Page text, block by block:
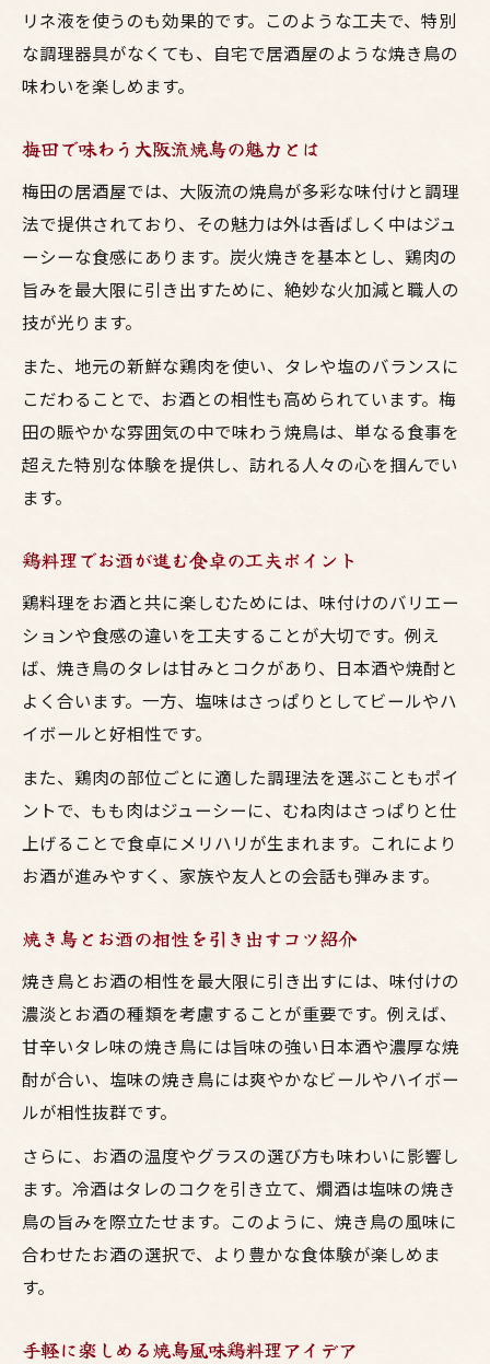
串なし焼き鳥風味で居酒屋の塩味再現
鶏料理とお酒が引き立つ塩焼鳥レシピ
大阪風串なし焼き鳥で鶏料理を楽しむ方法
焼き鳥風味塩レシピで健康と美味しさ両立
焼鳥の風味が際立つお酒と合うコツ
焼き鳥風味とお酒の絶妙な組み合わせ術
梅田流お酒に合う鶏料理の風味引き出し方
大阪風焼鳥とお酒を楽しむ食卓作りの秘訣
鶏料理と焼き鳥の風味をお酒でさらに堪能
人気の居酒屋風焼き鳥タレの極意
お酒が進む焼鳥のタレと鶏料理の魅力
家庭で簡単に作れる人気の焼鳥タレレシピ
鶏料理をグレードアップするタレ活用術
リネ液を使うのも効果的です。このような工夫で、特別
な調理器具がなくても、自宅で居酒屋のような焼き鳥の
味わいを楽しめます。
梅田で味わう大阪流焼鳥の魅力とは
梅田の居酒屋では、大阪流の焼鳥が多彩な味付けと調理
法で提供されており、その魅力は外は香ばしく中はジュ
ーシーな食感にあります。炭火焼きを基本とし、鶏肉の
旨みを最大限に引き出すために、絶妙な火加減と職人の
技が光ります。
また、地元の新鮮な鶏肉を使い、タレや塩のバランスに
こだわることで、お酒との相性も高められています。梅
田の賑やかな雰囲気の中で味わう焼鳥は、単なる食事を
超えた特別な体験を提供し、訪れる人々の心を掴んでい
ます。
鶏料理でお酒が進む食卓の工夫ポイント
鶏料理をお酒と共に楽しむためには、味付けのバリエー
ションや食感の違いを工夫することが大切です。例え
ば、焼き鳥のタレは甘みとコクがあり、日本酒や焼酎と
よく合います。一方、塩味はさっぱりとしてビールやハ
イボールと好相性です。
また、鶏肉の部位ごとに適した調理法を選ぶこともポイ
ントで、もも肉はジューシーに、むね肉はさっぱりと仕
上げることで食卓にメリハリが生まれます。これにより
お酒が進みやすく、家族や友人との会話も弾みます。
焼き鳥とお酒の相性を引き出すコツ紹介
焼き鳥とお酒の相性を最大限に引き出すには、味付けの
濃淡とお酒の種類を考慮することが重要です。例えば、
甘辛いタレ味の焼き鳥には旨味の強い日本酒や濃厚な焼
酎が合い、塩味の焼き鳥には爽やかなビールやハイボー
ルが相性抜群です。
さらに、お酒の温度やグラスの選び方も味わいに影響し
ます。冷酒はタレのコクを引き立て、燗酒は塩味の焼き
鳥の旨みを際立たせます。このように、焼き鳥の風味に
合わせたお酒の選択で、より豊かな食体験が楽しめま
す。
手軽に楽しめる焼鳥風味鶏料理アイデア